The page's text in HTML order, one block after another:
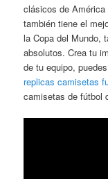
clásicos de
también tiene el
la Copa del Mundo,
absolutos. Crea tu
de tu equipo,
replicas camisetas
camisetas de fútbol